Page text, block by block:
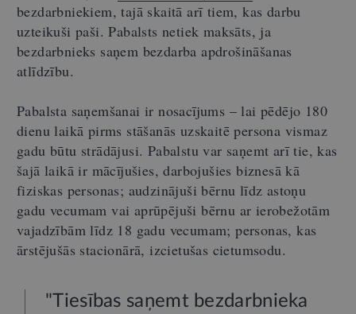
bezdarbniekiem, tajā skaitā arī tiem, kas darbu
uzteikuši paši. Pabalsts netiek maksāts, ja
bezdarbnieks saņem bezdarba apdrošināšanas
atlīdzību.
Pabalsta saņemšanai ir nosacījums – lai pēdējo 180
dienu laikā pirms stāšanās uzskaitē persona vismaz
gadu būtu strādājusi. Pabalstu var saņemt arī tie, kas
šajā laikā ir mācījušies, darbojušies biznesā kā
fiziskas personas; audzinājuši bērnu līdz astoņu
gadu vecumam vai aprūpējuši bērnu ar ierobežotām
vajadzībām līdz 18 gadu vecumam; personas, kas
ārstējušās stacionārā, izcietušas cietumsodu.
"Tiesības saņemt bezdarbnieka